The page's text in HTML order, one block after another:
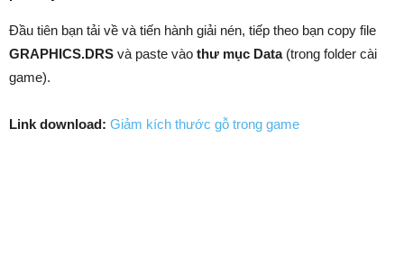
Đầu tiên bạn tải về và tiến hành giải nén, tiếp theo bạn copy file
GRAPHICS.DRS và paste vào thư mục Data(trong folder cài
game).
Link download: Giảm kích thước gỗ trong game